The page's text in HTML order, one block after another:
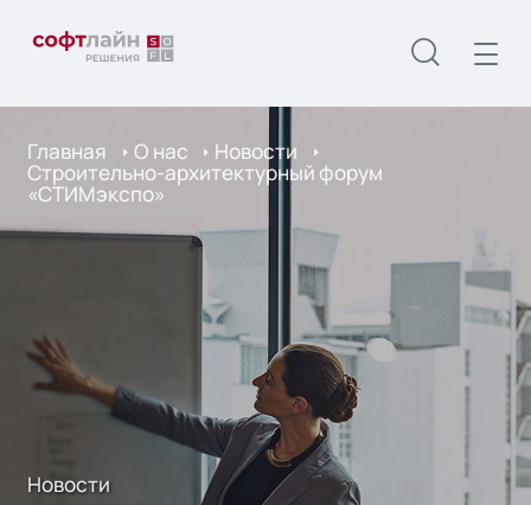
Главная О нас Новости
Строительно-архитектурный форум
«СТИМэкспо»
Новости